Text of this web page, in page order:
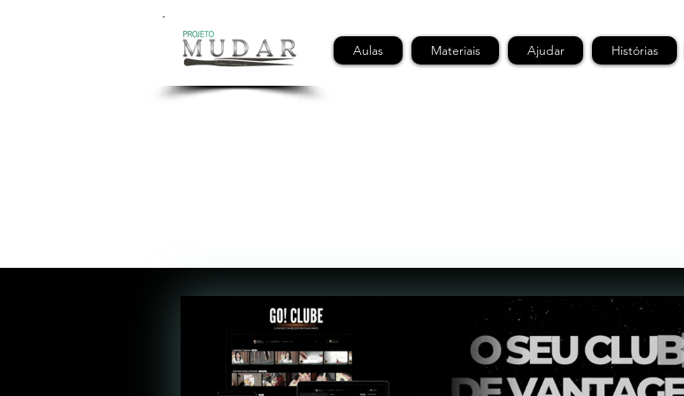
Aulas Materiais Ajudar Histórias